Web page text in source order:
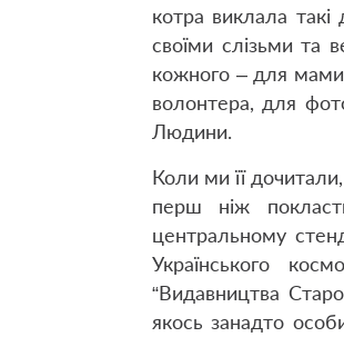
котра виклала такі
своїми слізьми та
кожного – для
волонтера, для
Людини.
Коли ми її
перш ніж
центральному
Українського
“Видавництва
якось занадто